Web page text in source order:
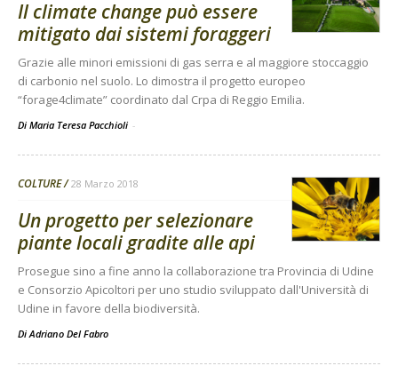
Il climate change può essere
mitigato dai sistemi foraggeri
Grazie alle minori emissioni di gas serra e al maggiore stoccaggio
di carbonio nel suolo. Lo dimostra il progetto europeo
“forage4climate” coordinato dal Crpa di Reggio Emilia.
Di Maria Teresa Pacchioli -
COLTURE 28 Marzo 2018
Un progetto per selezionare
piante locali gradite alle api
Prosegue sino a fine anno la collaborazione tra Provincia di Udine
e Consorzio Apicoltori per uno studio sviluppato dall'Università di
Udine in favore della biodiversità.
DiAdriano Del Fabro